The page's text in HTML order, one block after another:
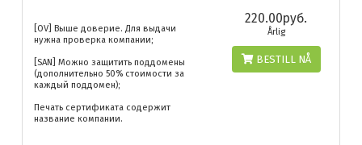
[OV] Выше доверие. Для выдачи
нужна проверка компании;
[SAN] Можно защитить поддомены
(дополнительно 50% стоимости за
каждый поддомен);
Печать сертификата содержит
название компании.
220.00руб.
Årlig
BESTILL NÅ